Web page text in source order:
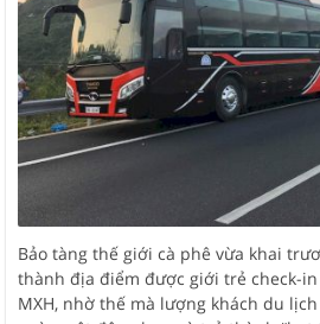
Bảo tàng thế giới cà phê vừa khai
thành địa điểm được giới trẻ check-
MXH, nhờ thế mà lượng khách du